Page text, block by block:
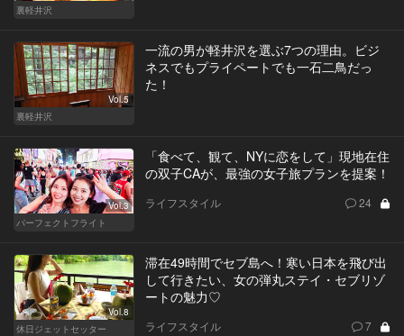
裏軽井沢
Vol.5
裏軽井沢
一流の男が軽井沢を選ぶ7つの理由。ビジ
ネスでもプライペートでも一石二鳥だっ
た！
Vol.3
パーフェクトフライト
「食べて、観て、NYに恋をして」現地在住
の双子CAが、最強の女子旅プランを提案！
ライフスタイル 24
Vol.8
休日ジェットセッター
滞在49時間でセブ島へ！寒い日本を飛び出
して行きたい、女の弾丸ステイ・セブリゾ
ートの魅力♡
ライフスタイル 7